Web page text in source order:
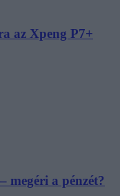
az Xpeng P7+
megéri a pénzét?